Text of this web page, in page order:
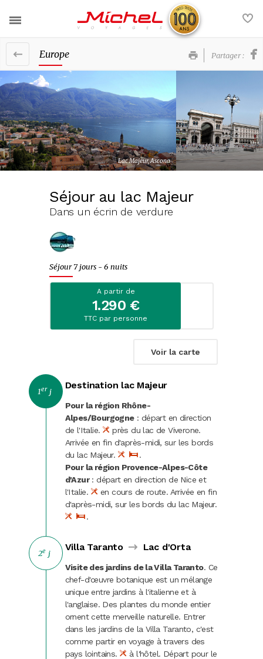
Nos voyages
France
Europe
Afrique et Moyen-Orient
Asie et Océanie
Evènements
Escapades citadines
Croisières fluviales
Journées
Spectacles
Music-Hall et cabarets
Fêtes et marchés de Noël
St-Sylvestre
Carnaval
Randonnées
Nos services
Actualités
Contact
Voyages groupe
Nos brochures
La société
Europe Partager :
Lac Majeur, Ascona
Séjour au lac Majeur
Dans un écrin de verdure
Séjour 7 jours - 6 nuits
A partir de
1.290 €
TTC par personne
Voir la carte
1er j
Destination lac Majeur
Pour la région Rhône-
Alpes/Bourgogne: départ en direction
de l'Italie.
près du lac de Viverone.
Arrivée en fin d'après-midi, sur les bords
du lac Majeur.
.
Pour la région Provence-Alpes-Côte
d'Azur: départ en direction de Nice et
l'Italie.
en cours de route. Arrivée en fin
d'après-midi, sur les bords du lac Majeur.
.
2e j
Villa Taranto Lac d'Orta
Visite des jardins de la Villa Taranto. Ce
chef-d'œuvre botanique est un mélange
unique entre jardins à l'italienne et à
l'anglaise. Des plantes du monde entier
ornent cette merveille naturelle. Entrer
dans les jardins de la Villa Taranto, c'est
comme partir en voyage à travers des
pays lointains.
à l'hôtel. Départ pour le